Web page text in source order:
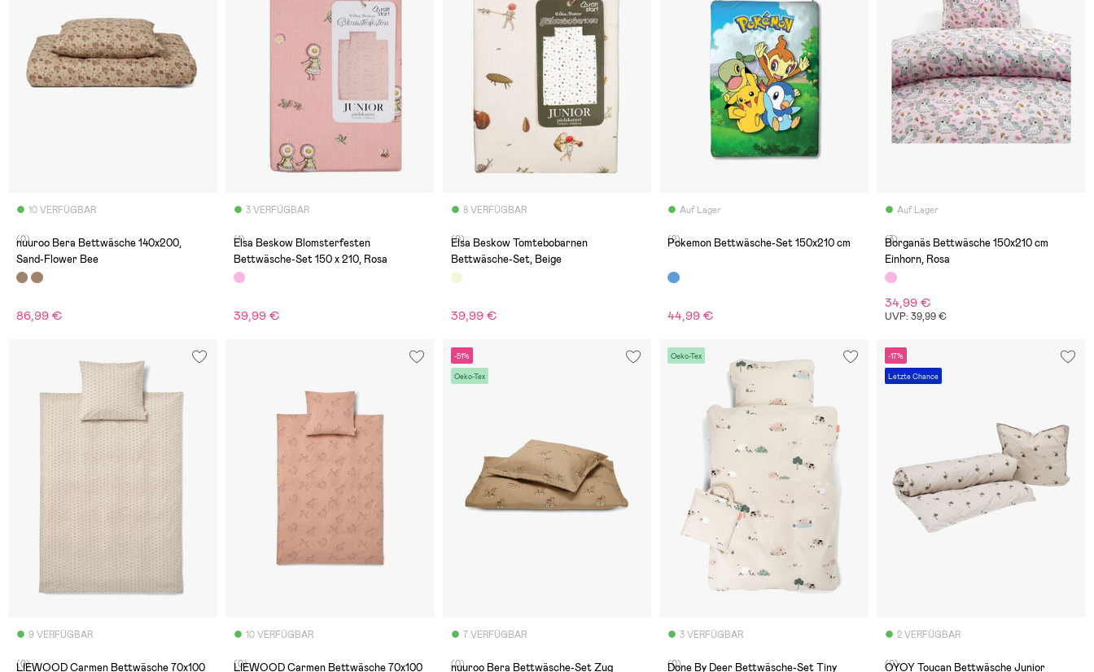
10 VERFÜGBAR
(0)
nuuroo Bera Bettwäsche 140x200,
Sand-Flower Bee
86,99 €
3 VERFÜGBAR
(1)
Elsa Beskow Blomsterfesten
Bettwäsche-Set 150 x 210, Rosa
39,99 €
8 VERFÜGBAR
(0)
Elsa Beskow Tomtebobarnen
Bettwäsche-Set, Beige
39,99 €
Auf Lager
(2)
Pokemon Bettwäsche-Set 150x210 cm
44,99 €
Auf Lager
(3)
Borganäs Bettwäsche 150x210 cm
Einhorn, Rosa
34,99 €
UVP: 39,99 €
9 VERFÜGBAR
(0)
LIEWOOD Carmen Bettwäsche 70x100
10 VERFÜGBAR
(0)
LIEWOOD Carmen Bettwäsche 70x100
-51%
Oeko-Tex
7 VERFÜGBAR
(0)
nuuroo Bera Bettwäsche-Set Zug
Oeko-Tex
3 VERFÜGBAR
(0)
Done By Deer Bettwäsche-Set Tiny
-17%
Letzte Chance
2 VERFÜGBAR
(0)
OYOY Toucan Bettwäsche Junior